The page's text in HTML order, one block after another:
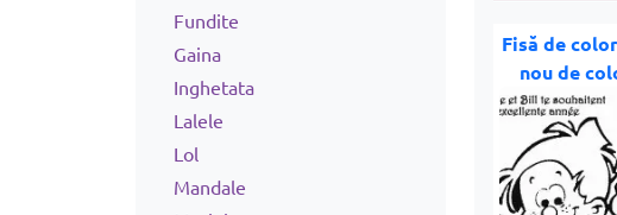
Fundite
Gaina
Inghetata
Lalele
Lol
Mandale
Fisă de
nou de